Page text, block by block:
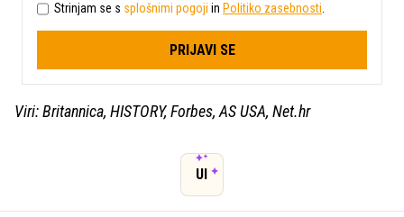
Strinjam se s splošnimi pogoji in Politiko zasebnosti.
PRIJAVI SE
Viri: Britannica, HISTORY, Forbes, AS USA, Net.hr
UI